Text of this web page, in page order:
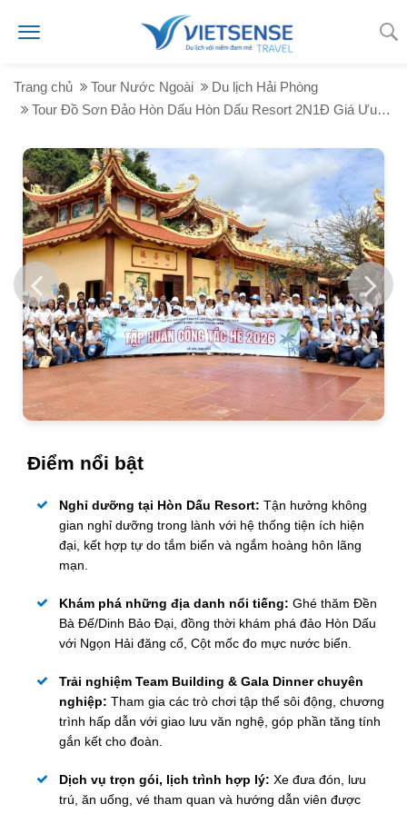
Trang chủ Tour Nước Ngoài
Du lịch Hải Phòng
Tour Đồ Sơn Đảo Hòn Dấu Hòn Dấu Resort 2N1Đ Giá Ưu Đãi
Điểm nổi bật
Nghỉ dưỡng tại Hòn Dấu Resort: Tận hưởng không
gian nghỉ dưỡng trong lành với hệ thống tiện ích hiện
đại, kết hợp tự do tắm biển và ngắm hoàng hôn lãng
mạn.
Khám phá những địa danh nổi tiếng: Ghé thăm Đền
Bà Đế/Dinh Bảo Đại, đồng thời khám phá đảo Hòn Dấu
với Ngọn Hải đăng cổ, Cột mốc đo mực nước biển.
Trải nghiệm Team Building & Gala Dinner chuyên
nghiệp: Tham gia các trò chơi tập thể sôi động, chương
trình hấp dẫn với giao lưu văn nghệ, góp phần tăng tính
gắn kết cho đoàn.
Dịch vụ trọn gói, lịch trình hợp lý: Xe đưa đón, lưu
trú, ăn uống, vé tham quan và hướng dẫn viên được